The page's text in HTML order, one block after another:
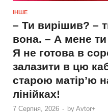
ІНШЕ
– Ти вирішив? –
вона. – А мене
Я не готова в
залазити в цю
старою матір’ю
лінійках!
7 Серпня, 2026 - by Avtor+